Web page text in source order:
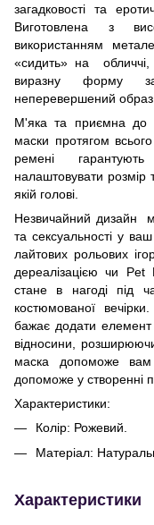
загадковості та
Виготовлена з
використанням
«сидить» на обличчі,
виразну форму
неперевершений образ.
М'яка та приємна до
маски протягом
ремені
налаштовувати розмір
якій голові.
Незвичайний дизайн
та сексуальності у
лайтових рольових
дереалізацією чи
стане в нагоді під
костюмованої
бажає додати елемент
відносини,
маска допоможе вам
допоможе у створенні
Характеристики:
Колір: Рожевий.
Матеріал:
Характеристики